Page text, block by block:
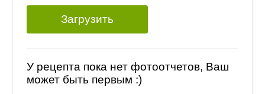
Загрузить
У рецепта пока нет фотоотчетов, Ваш
может быть первым :)